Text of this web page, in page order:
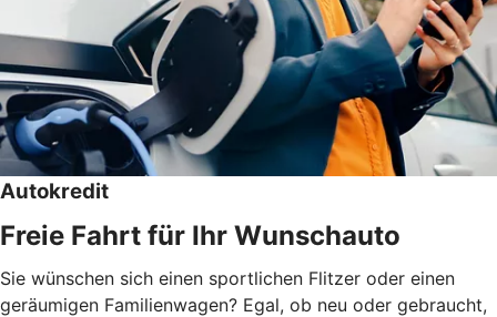
Autokredit
Freie Fahrt für Ihr Wunschauto
Sie wünschen sich einen sportlichen Flitzer oder einen
geräumigen Familienwagen? Egal, ob neu oder gebraucht,